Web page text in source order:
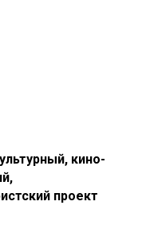
кино-
проект